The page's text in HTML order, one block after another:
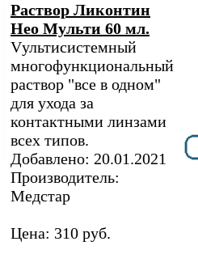
Раствор Ликонтин
Нео Мульти 60 мл.
Vультисистемный
многофункциональный
раствор "все в одном"
для ухода за
контактными линзами
всех типов.
Добавлено: 20.01.2021
Производитель:
Медстар
Цена: 310 руб.